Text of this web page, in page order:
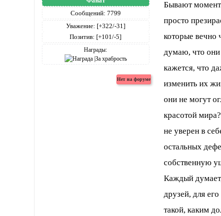
Сообщений: 7799
Уважение: [+322/-31]
Позитив: [+101/-5]
Награды:
Бывают
просто
которые вечно
думаю, что они
кажется, что
изменить их
они не могут
красотой
не уверен в
остальных
собственную
Каждый
друзей, для
такой, каким